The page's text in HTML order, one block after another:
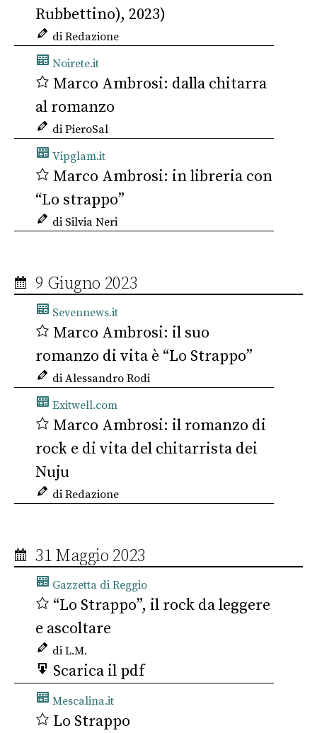
Rubbettino), 2023)
di Redazione
Noirete.it
Marco Ambrosi: dalla chitarra
al romanzo
di PieroSal
Vipglam.it
Marco Ambrosi: in libreria con
“Lo strappo”
di Silvia Neri
9 Giugno 2023
Sevennews.it
Marco Ambrosi: il suo
romanzo di vita è “Lo Strappo”
di Alessandro Rodi
Exitwell.com
Marco Ambrosi: il romanzo di
rock e di vita del chitarrista dei
Nuju
di Redazione
31 Maggio 2023
Gazzetta di Reggio
“Lo Strappo”, il rock da leggere
e ascoltare
di L.M.
Scarica il pdf
Mescalina.it
Lo Strappo